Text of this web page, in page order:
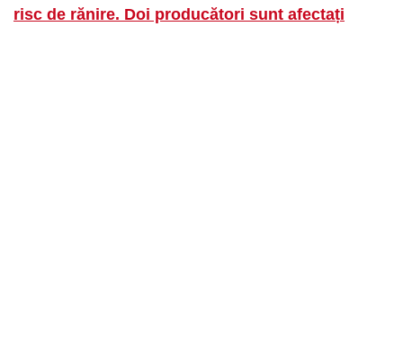
risc de rănire. Doi producători sunt afectați